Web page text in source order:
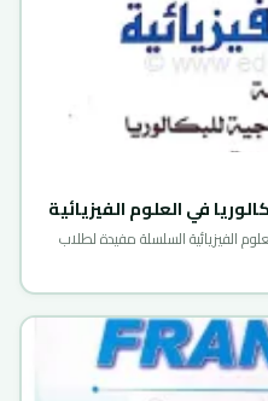
في العلوم الفيزيائية
الفيزيائية السلسلة مفيدة لطلاب